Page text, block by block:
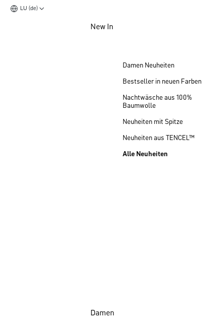
LU (de)
Zum Hauptinhalt springenNew In
Damen Neuheiten
Bestseller in neuen Farben
Nachtwäsche aus 100%
Baumwolle
Neuheiten mit Spitze
Neuheiten aus TENCEL™
Alle Neuheiten
Damen